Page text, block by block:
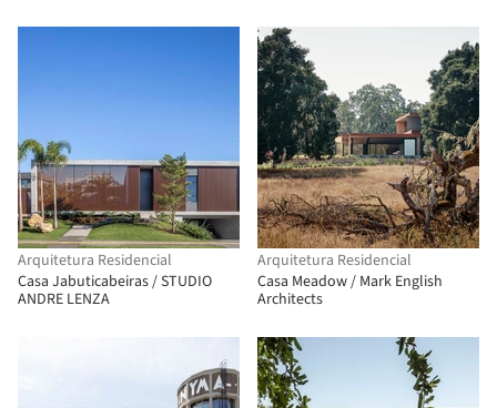
Arquitetura Residencial
Casa Jabuticabeiras / STUDIO
ANDRE LENZA
Arquitetura Residencial
Casa Meadow / Mark English
Architects